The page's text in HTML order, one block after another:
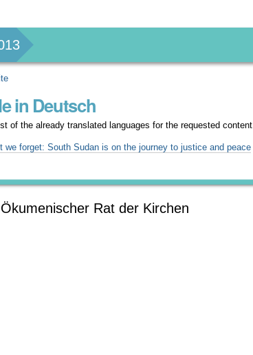
in Deutsch
of the already translated languages for the requested content.
we forget: South Sudan is on the journey to justice and peace
Ökumenischer Rat der Kirchen